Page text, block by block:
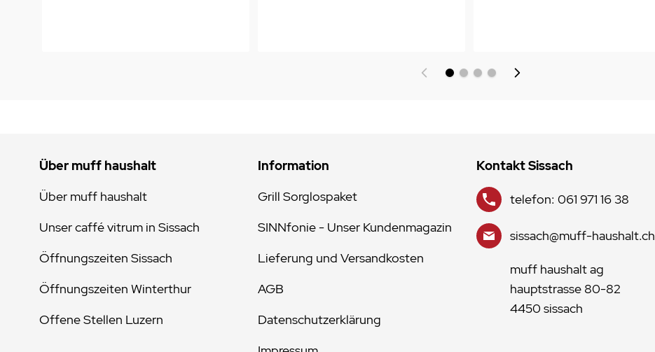
Über muff haushalt
Über muff haushalt
Unser caffé vitrum in Sissach
Öffnungszeiten Sissach
Öffnungszeiten Winterthur
Offene Stellen Luzern
Information
Grill Sorglospaket
SINNfonie - Unser Kundenmagazin
Lieferung und Versandkosten
AGB
Datenschutzerklärung
Kontakt Sissach
telefon: 061 971 16 38
sissach@muff-haushalt.ch
muff haushalt ag
hauptstrasse 80-82
4450 sissach